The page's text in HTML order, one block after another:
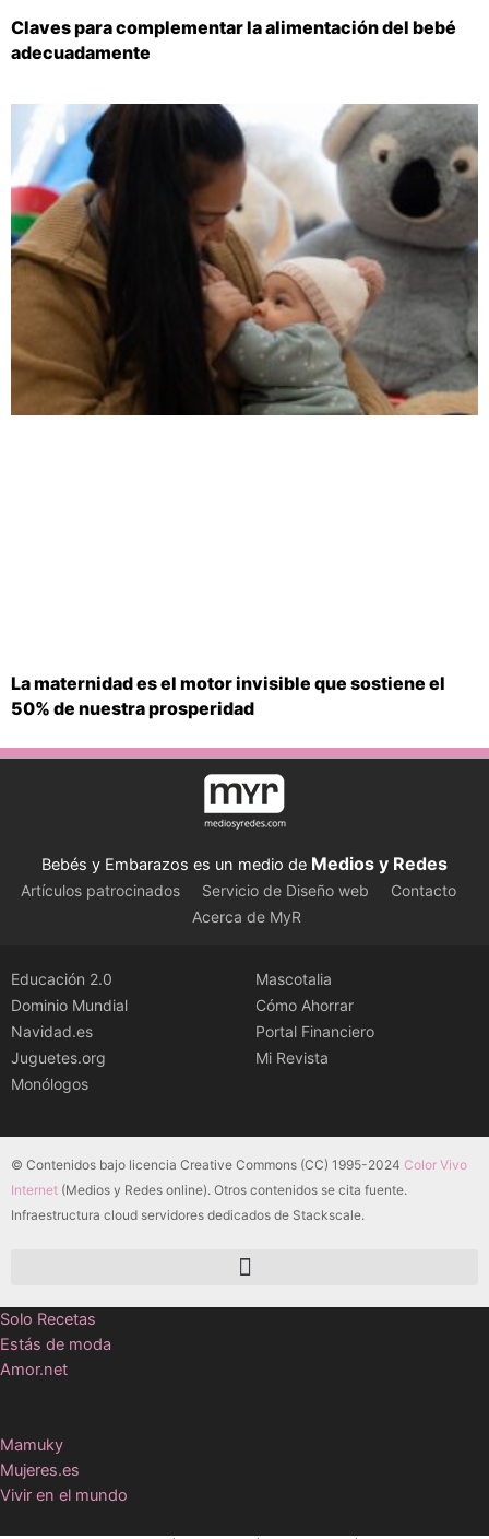
Claves para complementar la alimentación del bebé
adecuadamente
La maternidad es el motor invisible que sostiene el
50% de nuestra prosperidad
Bebés y Embarazos es un medio de Medios y Redes
Artículos patrocinados Servicio de Diseño web
Contacto
Acerca de MyR
Educación 2.0
Dominio Mundial
Navidad.es
Juguetes.org
Monólogos
Mascotalia
Cómo Ahorrar
Portal Financiero
Mi Revista
© Contenidos bajo licencia Creative Commons (CC) 1995-2024 Color Vivo
Internet (Medios y Redes online). Otros contenidos se cita fuente.
Infraestructura cloud servidores dedicados de Stackscale.
Solo Recetas
Estás de moda
Amor.net
Mamuky
Mujeres.es
Vivir en el mundo